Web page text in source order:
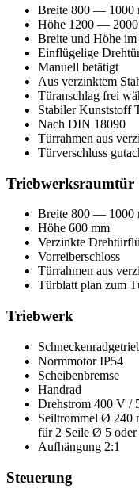
Breite 800 — 1000
Höhe 1200 —
Breite und Höhe im
Einflügelige
Manuell betätigt
Aus verzinktem
Türanschlag frei
Stabiler Kunststoff
Nach DIN 18090
Türrahmen aus
Türverschluss
Triebwerksraumtür
Breite 800 — 1000
Höhe 600 mm
Verzinkte
Vorreiberschloss
Türrahmen aus
Türblatt plan zum
Triebwerk
Normmotor IP54
Scheibenbremse
Handrad
Drehstrom 400 V /
Seiltrommel Ø 240
für 2 Seile Ø 5 oder
Aufhängung 2:1
Steuerung